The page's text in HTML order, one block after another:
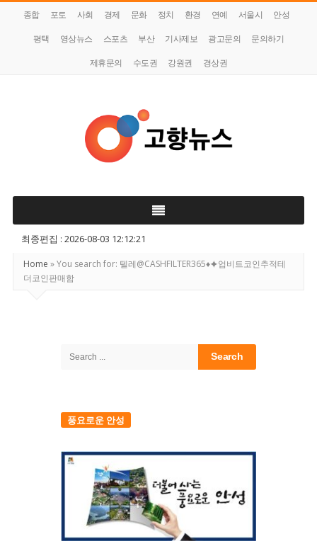
종합 포토 사회 경제 문화 정치 환경 연예 서울시
안성
평택
영상뉴스 스포츠 부산 기사제보 광고문의
문의하기
제휴문의
수도권 강원권 경상권
향
뉴
스
최종편집 : 2026-08-03 12:12:21
Home »You search for: 텔레@CASHFILTER365♦⯌업비트코인추적테
더코인판매함
Search
풍요로운 안성